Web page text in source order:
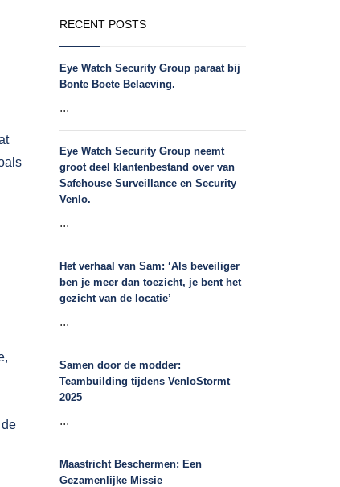
RECENT POSTS
Eye Watch Security Group paraat bij
Bonte Boete Belaeving.
...
Eye Watch Security Group neemt
groot deel klantenbestand over van
Safehouse Surveillance en Security
Venlo.
...
Het verhaal van Sam: ‘Als beveiliger
ben je meer dan toezicht, je bent het
gezicht van de locatie’
...
Samen door de modder:
Teambuilding tijdens VenloStormt
2025
...
Maastricht Beschermen: Een
Gezamenlijke Missie